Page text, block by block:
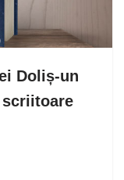
Doliș-un